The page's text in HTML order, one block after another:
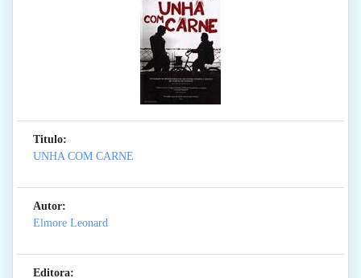
Titulo:
UNHA COM CARNE
Autor:
Elmore Leonard
Editora: